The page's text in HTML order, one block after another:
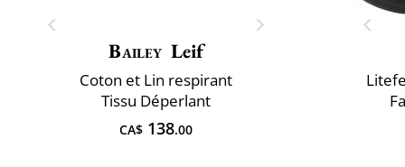
Bailey Leif
Coton et Lin respirant
Tissu Déperlant
CA$ 138.00